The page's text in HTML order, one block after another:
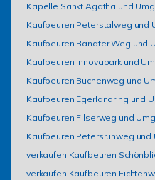
Kapelle Sankt Agatha und
Kaufbeuren Peterstalweg und
Kaufbeuren Banater Weg und
Kaufbeuren Innovapark und
Kaufbeuren Buchenweg und
Kaufbeuren Egerlandring und
Kaufbeuren Filserweg und
Kaufbeuren Petersruhweg und
verkaufen Kaufbeuren
verkaufen Kaufbeuren